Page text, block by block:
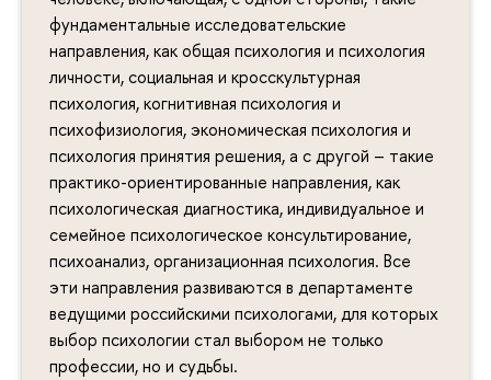
фундаментальные исследовательские
направления, как общая психология и психология
личности, социальная и кросскультурная
психология, когнитивная психология и
психофизиология, экономическая психология и
психология принятия решения, а с другой – такие
практико-ориентированные направления, как
психологическая диагностика, индивидуальное и
семейное психологическое консультирование,
психоанализ, организационная психология. Все
эти направления развиваются в департаменте
ведущими российскими психологами, для которых
выбор психологии стал выбором не только
профессии, но и судьбы.